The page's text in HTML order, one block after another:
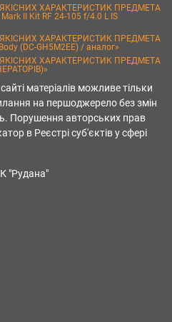
ХАРАКТЕРИСТИК ПРЕДМЕТА
II Kit RF 24-105 f/4.0 L IS
ХАРАКТЕРИСТИК ПРЕДМЕТА
(DC-GH5M2EE) / аналог»
ХАРАКТЕРИСТИК ПРЕДМЕТА
матеріалів можливе тільки
на першоджерело без змін
Порушення авторських прав
в Реєстрі суб'єктів у сфері
"Рудана"